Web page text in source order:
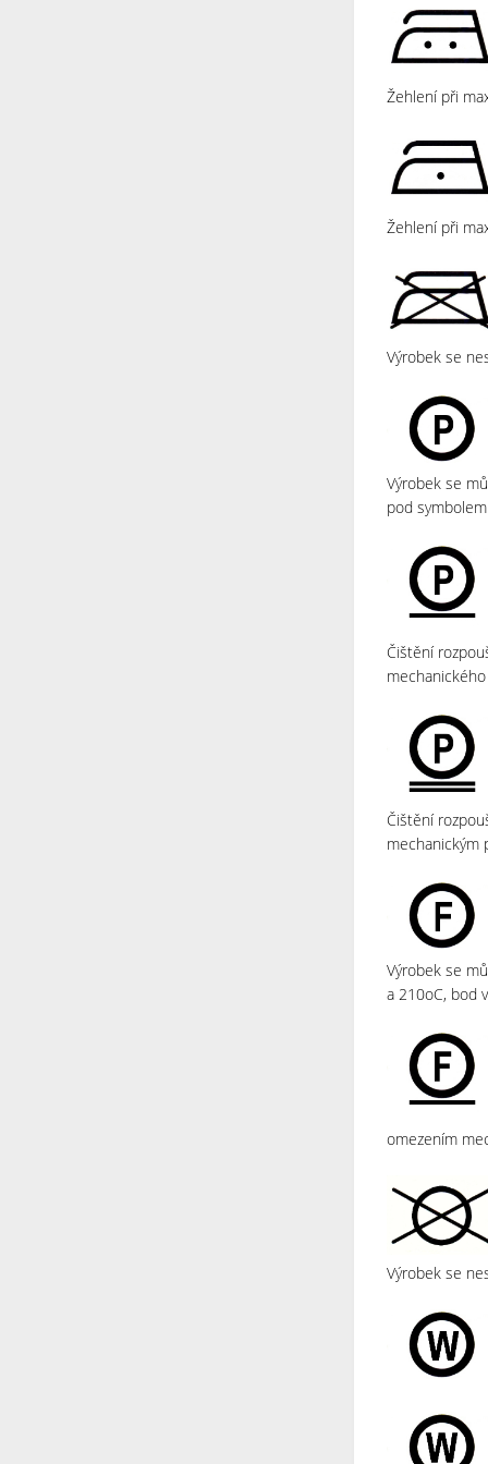
Žehlení při
Žehlení při
Výrobek se
Výrobek se
pod
Čištění
Čištění
mechanickým
Výrobek se
a 210oC, bod
omezením
Výrobek se